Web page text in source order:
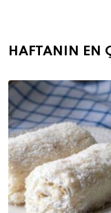
HAFTANIN EN